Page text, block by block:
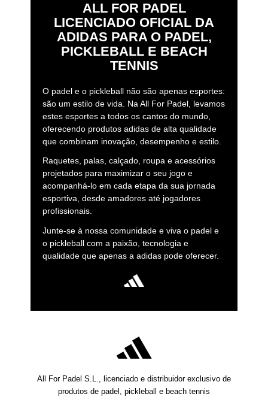
ALL FOR PADEL
LICENCIADO OFICIAL DA
ADIDAS PARA O PADEL,
PICKLEBALL E BEACH
TENNIS
O padel e o pickleball não são apenas esportes:
são um estilo de vida. Na All For Padel, levamos
estes esportes a todos os cantos do mundo,
oferecendo produtos adidas de alta qualidade
que combinam inovação, desempenho e estilo.
Raquetes, palas, calçado, roupa e acessórios
projetados para maximizar o seu jogo e
acompanhá-lo em cada etapa da sua jornada
esportiva, desde amadores até jogadores
profissionais.
Junte-se à nossa comunidade e viva o padel e
o pickleball com a paixão, tecnologia e
qualidade que apenas a adidas pode oferecer.
All For Padel S.L., licenciado e distribuidor exclusivo de
produtos de padel, pickleball e beach tennis